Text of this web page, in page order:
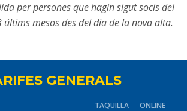
per persones que hagin sigut socis del
últims mesos des del dia de la nova alta.
GENERALS
TAQUILLA ONLINE